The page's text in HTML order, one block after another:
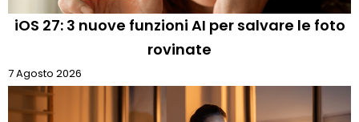
iOS 27: 3 nuove funzioni AI per salvare le foto
rovinate
7 Agosto 2026